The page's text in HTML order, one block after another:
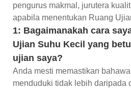
pengurus makmal, jurutera
apabila menentukan Ruang
1: Bagaimanakah cara
Ujian Suhu Kecil yang
ujian saya?
Anda mesti memastikan
menduduki tidak lebih daripada